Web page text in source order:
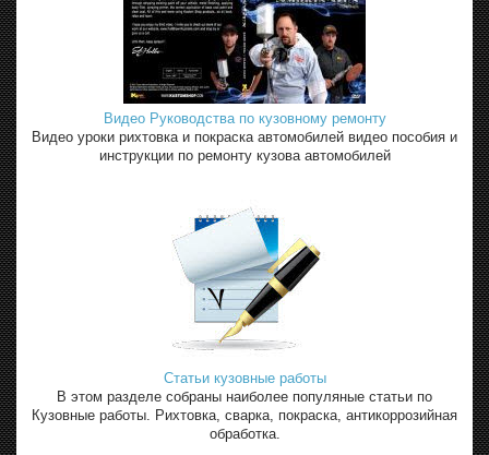
Видео Руководства по кузовному ремонту
Видео уроки рихтовка и покраска автомобилей видео пособия и
инструкции по ремонту кузова автомобилей
Статьи кузовные работы
В этом разделе собраны наиболее популяные статьи по
Кузовные работы. Рихтовка, сварка, покраска, антикоррозийная
обработка.